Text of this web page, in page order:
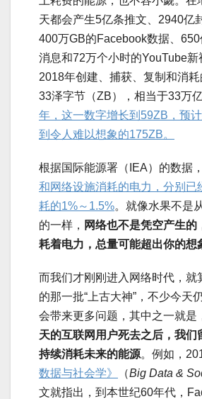
天都会产生5亿条推文、2940亿
400万GB的Facebook数据、
消息和72万个小时的YouTube新
2018年创建、捕获、复制和消
33泽字节（ZB），相当于33万亿
年，这一数字增长到59ZB，预
到令人难以想象的175ZB。
根据国际能源署（IEA）的数据，
和网络设施消耗的电力，分别已
耗的1%～1.5%。就像水果不是
的一样， 网络也不是凭空产生的
耗着电力，总量可能超出你的想
而我们才刚刚进入网络时代，就
的那一批“上古大神”，不少今天
会带来更多问题，其中之一就是
天的互联网用户死去之后，我们
持续消耗未来的能源。例如，
数据与社会学》
（Big Data &
文就指出，到本世纪60年代，